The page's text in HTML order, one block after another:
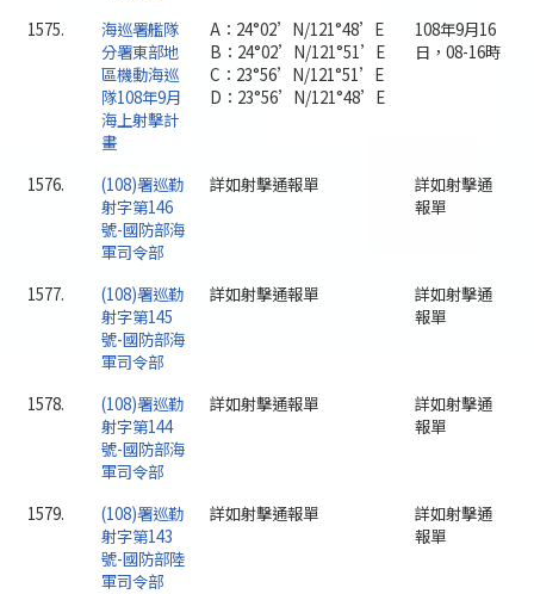
1575.
海巡署艦隊
分署東部地
區機動海巡
隊108年9月
海上射擊計
畫
A：24°02’N/121°48’E
B：24°02’N/121°51’E
C：23°56’N/121°51’E
D：23°56’N/121°48’E
108年9月16
日，08-16時
1576.
(108)署巡勤
射字第146
號-國防部海
軍司令部
詳如射擊通報單
詳如射擊通
報單
1577.
(108)署巡勤
射字第145
號-國防部海
軍司令部
詳如射擊通報單
詳如射擊通
報單
1578.
(108)署巡勤
射字第144
號-國防部海
軍司令部
詳如射擊通報單
詳如射擊通
報單
1579.
(108)署巡勤
射字第143
號-國防部陸
軍司令部
詳如射擊通報單
詳如射擊通
報單